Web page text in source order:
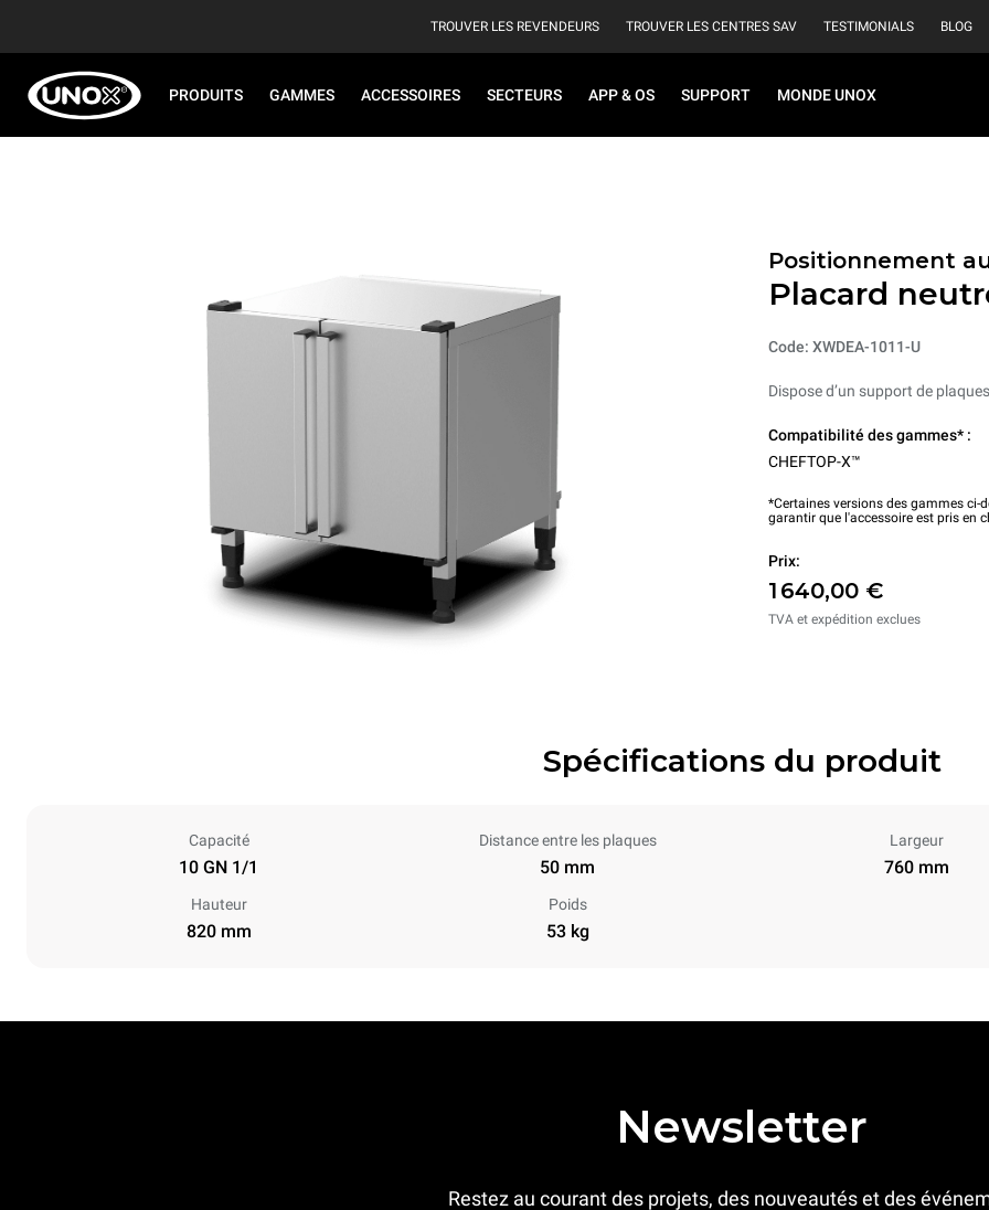
TROUVER LES REVENDEURS TROUVER LES CENTRES SAV TESTIMONIALS BLOG
PRODUITS GAMMES ACCESSOIRES SECTEURS APP & OS SUPPORT MONDE UNOX
Positionnement
Placard
Code: XWDEA-1011-U
Dispose d’un support de
Compatibilité des gammes* :
CHEFTOP-X™
*Certaines versions des gammes
garantir que l'accessoire est pris en
Prix:
1 640,00 €
TVA et expédition exclues
Spécifications du produit
Capacité
10 GN 1/1
Distance entre les plaques
50 mm
Largeur
760 mm
Hauteur
820 mm
Poids
53 kg
Newsletter
Restez au courant des projets, des nouveautés et des